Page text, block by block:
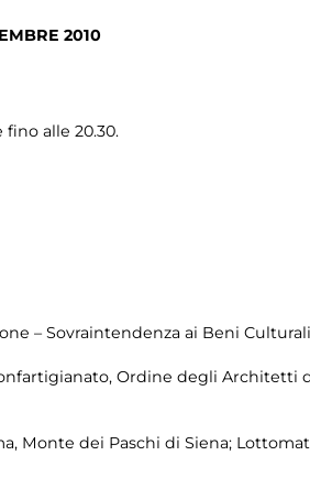
2010
alle 20.30.
– Sovraintendenza ai Beni Culturali
Ordine degli Architetti
Monte dei Paschi di Siena;